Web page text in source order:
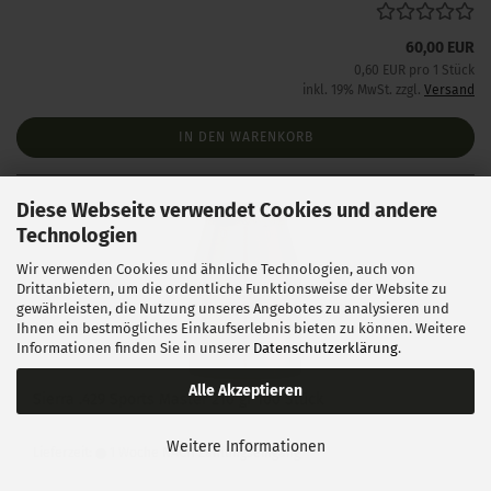
Diese Webseite verwendet Cookies und andere
Technologien
Wir verwenden Cookies und ähnliche Technologien, auch von
Drittanbietern, um die ordentliche Funktionsweise der Website zu
gewährleisten, die Nutzung unseres Angebotes zu analysieren und
Ihnen ein bestmögliches Einkaufserlebnis bieten zu können. Weitere
Informationen finden Sie in unserer Datenschutzerklärung.
Alle Akzeptieren
Weitere Informationen
60,00 EUR
0,60 EUR pro 1 Stück
inkl. 19% MwSt. zzgl. Versand
IN DEN WARENKORB
Sierra .429 Sports Master 210 gr 100 Stück
1 Woche NACH Zahlungseingang